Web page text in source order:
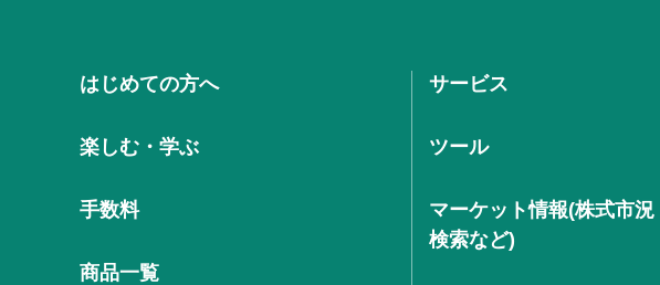
はじめての方へ
楽しむ・学ぶ
手数料
商品一覧
サービス
ツール
マーケット情報(株式市況
検索など)